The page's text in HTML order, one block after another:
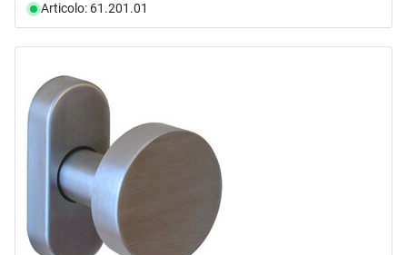
Articolo: 61.201.01